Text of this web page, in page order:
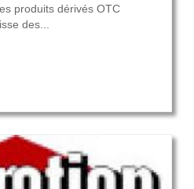
produits dérivés OTC
des...